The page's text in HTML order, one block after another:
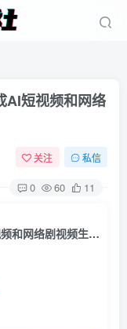
AI短视频和网络
关注 私信
0 60 11
用真实的工作流程，从构思到完成AI短视频和网络剧视频生成制作教程-中英字幕